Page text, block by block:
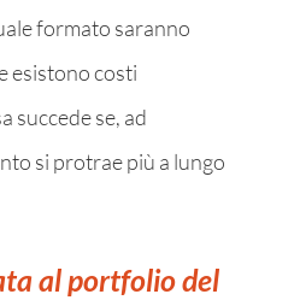
formato saranno
esistono costi
succede se, ad
si protrae più a lungo
al portfolio del